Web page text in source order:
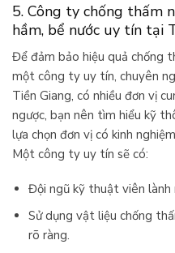
5. Công ty chống thấm
hầm, bể nước uy tín tại
Để đảm bảo hiệu quả chống
một công ty uy tín, chuyên
Tiền Giang, có nhiều đơn vị
ngược, bạn nên tìm hiểu kỹ
lựa chọn đơn vị có kinh
Một công ty uy tín sẽ có:
Đội ngũ kỹ thuật viên lành
Sử dụng vật liệu chống
rõ ràng.